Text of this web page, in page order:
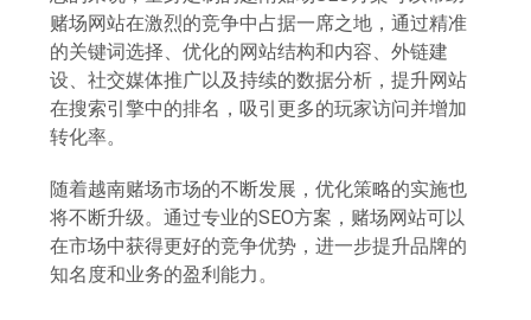
赌场网站在激烈的竞争中占据一席之地，通过精准
的关键词选择、优化的网站结构和内容、外链建
设、社交媒体推广以及持续的数据分析，提升网站
在搜索引擎中的排名，吸引更多的玩家访问并增加
转化率。
随着越南赌场市场的不断发展，优化策略的实施也
将不断升级。通过专业的SEO方案，赌场网站可以
在市场中获得更好的竞争优势，进一步提升品牌的
知名度和业务的盈利能力。